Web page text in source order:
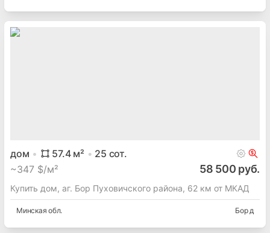
дом 57.4м² 25 сот.
~347 $/м² 58 500 руб.
Купить дом, аг. Бор Пуховичского района, 62 км от МКАД
Минская обл. Бор д